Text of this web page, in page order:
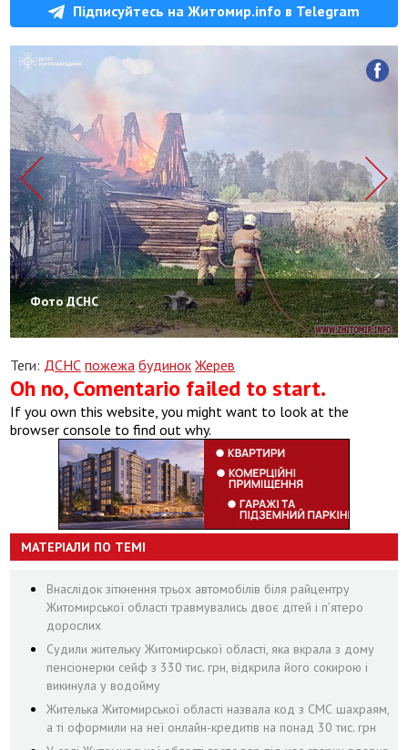
Підписуйтесь на Житомир.info в Telegram
Фото ДСНС
Теги: ДСНС пожежа будинок Жерев
Oh no, Comentario failed to start.
If you own this website, you might want to look at the
browser console to find out why.
МАТЕРІАЛИ ПО ТЕМІ
Внаслідок зіткнення трьох автомобілів біля райцентру
Житомирської області травмувались двоє дітей і пʼятеро
дорослих
Судили жительку Житомирської області, яка вкрала з дому
пенсіонерки сейф з 330 тис. грн, відкрила його сокирою і
викинула у водойму
Жителька Житомирської області назвала код з СМС шахраям,
а ті оформили на неї онлайн-кредитів на понад 30 тис. грн